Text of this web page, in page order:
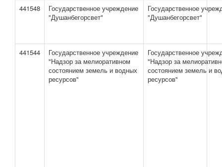
441548
Государственное учреждение
"Душанбегорсвет"
Государственное
"Душанбегорсвет"
441544
Государственное учреждение
"Надзор за мелиоративном
состоянием земель и водных
ресурсов"
Государственное
"Надзор за
состоянием земель и
ресурсов"